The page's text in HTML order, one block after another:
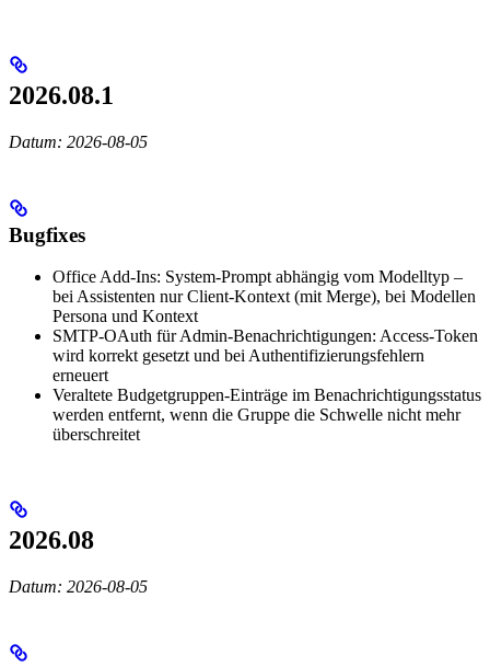
2026.08.1
Datum: 2026-08-05
Bugfixes
Office Add-Ins: System-Prompt abhängig vom Modelltyp –
bei Assistenten nur Client-Kontext (mit Merge), bei Modellen
Persona und Kontext
SMTP-OAuth für Admin-Benachrichtigungen: Access-Token
wird korrekt gesetzt und bei Authentifizierungsfehlern
erneuert
Veraltete Budgetgruppen-Einträge im Benachrichtigungsstatus
werden entfernt, wenn die Gruppe die Schwelle nicht mehr
überschreitet
2026.08
Datum: 2026-08-05